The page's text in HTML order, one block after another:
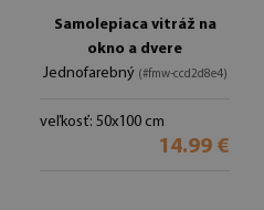
Samolepiaca vitráž na
okno a dvere
Jednofarebný (#fmw-ccd2d8e4)
veľkosť: 50x100 cm
14.99 €